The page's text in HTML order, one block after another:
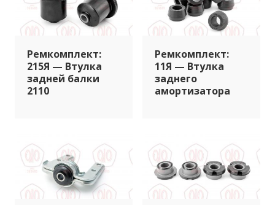
Ремкомплект:
215Я — Втулка
задней балки
2110
Ремкомплект:
11Я — Втулка
заднего
амортизатора